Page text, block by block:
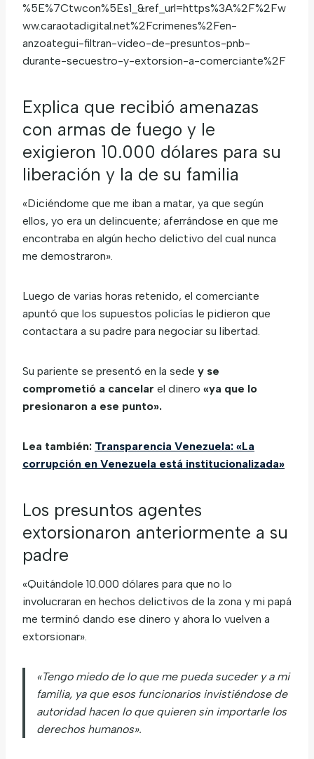
%5E%7Ctwcon%5Es1_&ref_url=https%3A%2F%2Fw
ww.caraotadigital.net%2Fcrimenes%2Fen-
anzoategui-filtran-video-de-presuntos-pnb-
durante-secuestro-y-extorsion-a-comerciante%2F
Explica que recibió amenazas
con armas de fuego y le
exigieron 10.000 dólares para su
liberación y la de su familia
«Diciéndome que me iban a matar, ya que según
ellos, yo era un delincuente; aferrándose en que me
encontraba en algún hecho delictivo del cual nunca
me demostraron».
Luego de varias horas retenido, el comerciante
apuntó que los supuestos policías le pidieron que
contactara a su padre para negociar su libertad.
Su pariente se presentó en la sede y se
comprometió a cancelar el dinero «ya que lo
presionaron a ese punto».
Lea también: Transparencia Venezuela: «La
corrupción en Venezuela está institucionalizada»
Los presuntos agentes
extorsionaron anteriormente a su
padre
«Quitándole 10.000 dólares para que no lo
involucraran en hechos delictivos de la zona y mi papá
me terminó dando ese dinero y ahora lo vuelven a
extorsionar».
«Tengo miedo de lo que me pueda suceder y a mi
familia, ya que esos funcionarios invistiéndose de
autoridad hacen lo que quieren sin importarle los
derechos humanos».